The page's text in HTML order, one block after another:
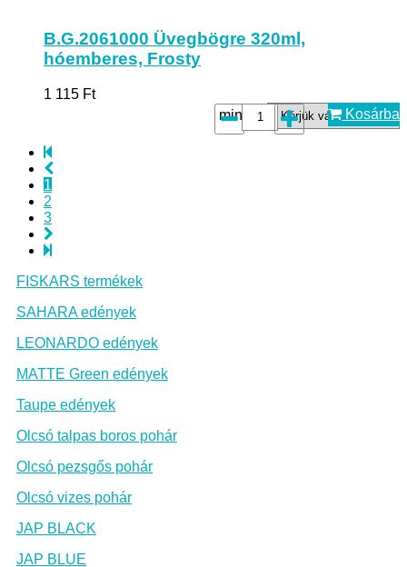
B.G.2061000 Üvegbögre 320ml,
hóemberes, Frosty
1 115 Ft
minta*:
Kosárba
1
2
3
FISKARS termékek
SAHARA edények
LEONARDO edények
MATTE Green edények
Taupe edények
Olcsó talpas boros pohár
Olcsó pezsgős pohár
Olcsó vizes pohár
JAP BLACK
JAP BLUE